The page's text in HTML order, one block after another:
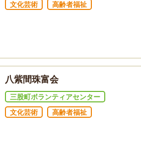
文化芸術
高齢者福祉
八紫間珠富会
三股町ボランティアセンター
文化芸術
高齢者福祉